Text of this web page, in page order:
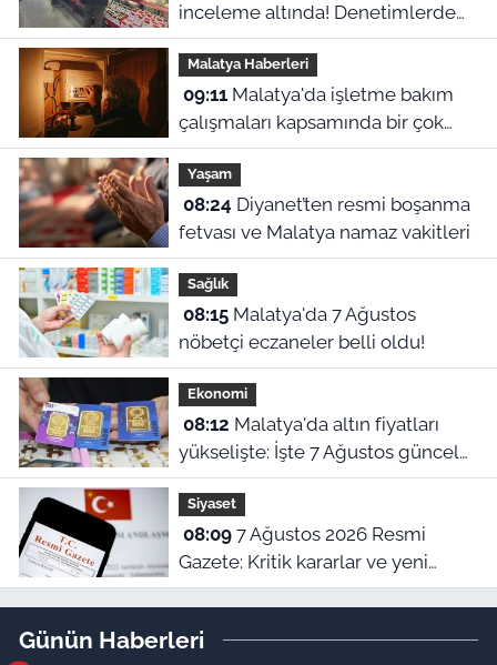
inceleme altında! Denetimlerde
544 bin liralık ceza kesildi
Malatya Haberleri
09:11Malatya'da işletme bakım
çalışmaları kapsamında bir çok
ilçede planlı elektrik kesintileri
uygulanacak. Kesintilerin yap
Yaşam
08:24
fetvası ve Malatya namaz vakitleri
Sağlık
08:15Malatya'da 7 Ağustos
nöbetçi eczaneler belli oldu!
Ekonomi
08:12
yükselişte: İşte 7 Ağustos güncel
piyasa ekranı!
Siyaset
08:097 Ağustos 2026 Resmi
Gazete: Kritik kararlar ve yeni
yönetmelikler yürürlükte
Günün Haberleri